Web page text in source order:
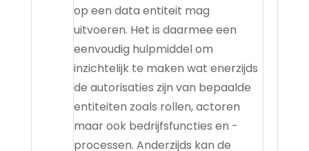
op een data entiteit mag
uitvoeren. Het is daarmee een
eenvoudig hulpmiddel om
inzichtelijk te maken wat enerzijds
de autorisaties zijn van bepaalde
entiteiten zoals rollen, actoren
maar ook bedrijfsfuncties en -
processen. Anderzijds kan de